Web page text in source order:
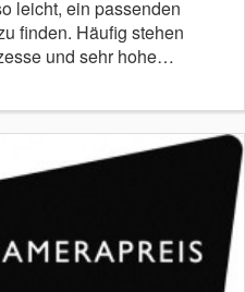
leicht, ein passenden
finden. Häufig stehen
und sehr hohe…